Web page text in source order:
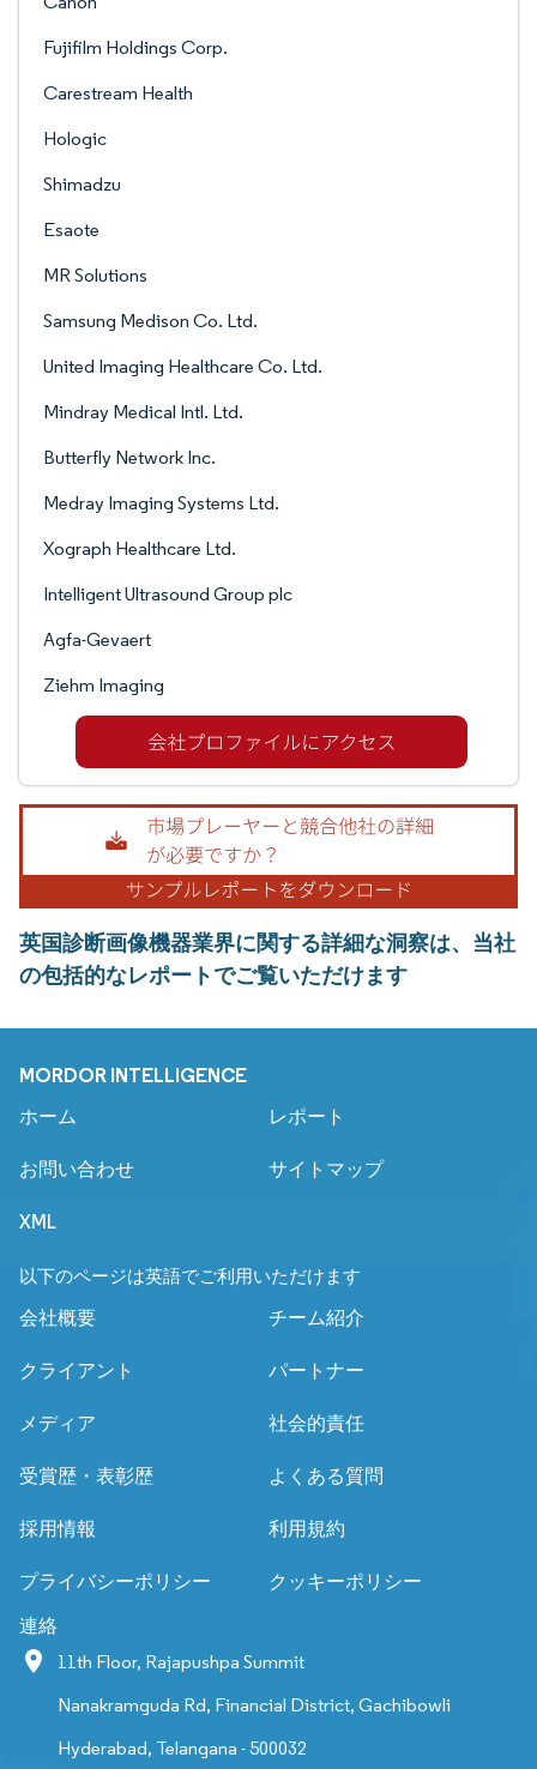
Fujifilm Holdings Corp.
Carestream Health
Hologic
Shimadzu
Esaote
MR Solutions
Samsung Medison Co. Ltd.
United Imaging Healthcare Co. Ltd.
Mindray Medical Intl. Ltd.
Butterfly Network Inc.
Medray Imaging Systems Ltd.
Xograph Healthcare Ltd.
Intelligent Ultrasound Group plc
Agfa-Gevaert
Ziehm Imaging
英国診断画像機器業界に関する詳細な洞察は、当社
の包括的なレポートでご覧いただけます
MORDOR INTELLIGENCE
ホーム レポート
お問い合わせ サイトマップ
XML
以下のページは英語でご利用いただけます
会社概要 チーム紹介
クライアント パートナー
メディア 社会的責任
受賞歴・表彰歴 よくある質問
採用情報 利用規約
プライバシーポリシー クッキーポリシー
連絡
11th Floor, Rajapushpa Summit
Nanakramguda Rd, Financial District, Gachibowli
Hyderabad, Telangana - 500032